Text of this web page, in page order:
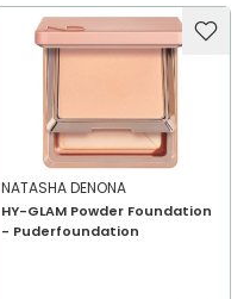
NATASHA DENONA
HY-GLAM Powder Foundation
- Puderfoundation